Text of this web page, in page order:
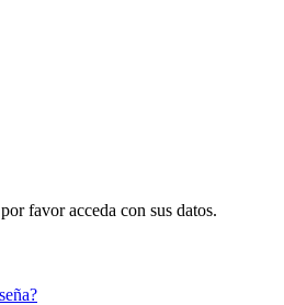
favor acceda con sus datos.